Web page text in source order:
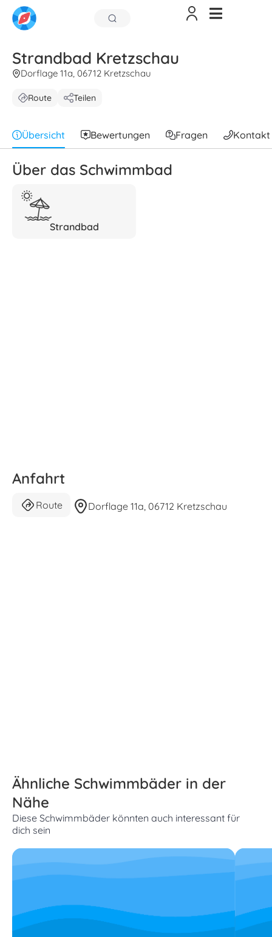
Strandbad Kretzschau
Dorflage 11a, 06712 Kretzschau
Route Teilen
Übersicht Bewertungen Fragen Kontakt
Über das Schwimmbad
Strandbad
Anfahrt
Route Dorflage 11a, 06712 Kretzschau
Ähnliche Schwimmbäder in der
Nähe
Diese Schwimmbäder könnten auch interessant für
dich sein